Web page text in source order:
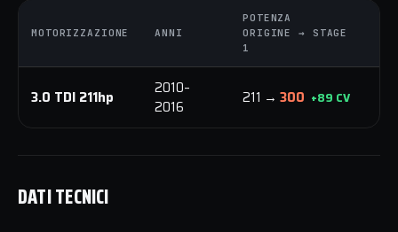
MOTORIZZAZIONE ANNI
POTENZA
ORIGINE → STAGE
1
3.0 TDI 211hp
2010–
2016
211 → 300 +89 CV
DATI TECNICI